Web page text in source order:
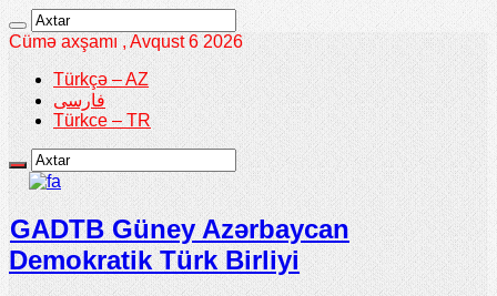
Cümə axşamı , Avqust 6 2026
Türkçə – AZ
فارسی
Türkce – TR
GADTB Güney Azərbaycan
Demokratik Türk Birliyi